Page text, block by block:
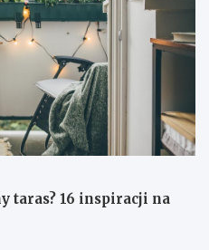
taras? 16 inspiracji na